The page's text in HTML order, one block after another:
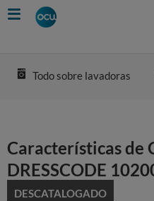
Skip
to
Todo sobre lavadoras
Características de
DRESSCODE
DESCATALOGADO